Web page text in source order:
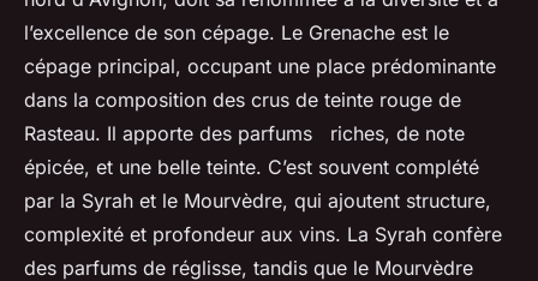
l’excellence de son cépage. Le Grenache est le
cépage principal, occupant une place prédominante
dans la composition des crus de teinte rouge de
Rasteau. Il apporte des parfums riches, de note
épicée, et une belle teinte. C’est souvent complété
par la Syrah et le Mourvèdre, qui ajoutent structure,
complexité et profondeur aux vins. La Syrah confère
des parfums de réglisse, tandis que le Mourvèdre